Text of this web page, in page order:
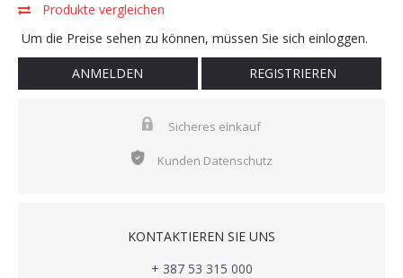
Produkte vergleichen
Um die Preise sehen zu können, müssen Sie sich einloggen.
ANMELDEN REGISTRIEREN
Sicheres einkauf
Kunden Datenschutz
KONTAKTIEREN SIE UNS
+ 387 53 315 000